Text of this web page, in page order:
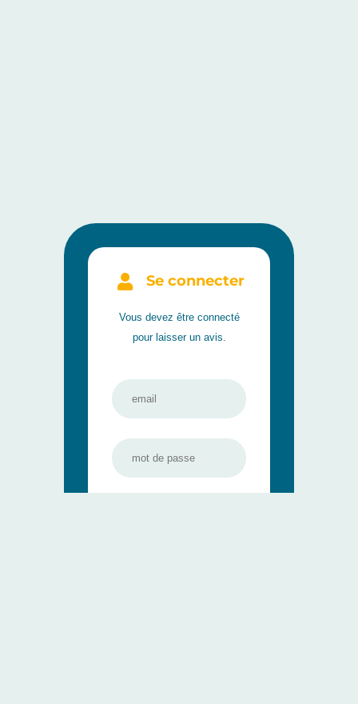
Se connecter
Vous devez être connecté
pour laisser un avis.